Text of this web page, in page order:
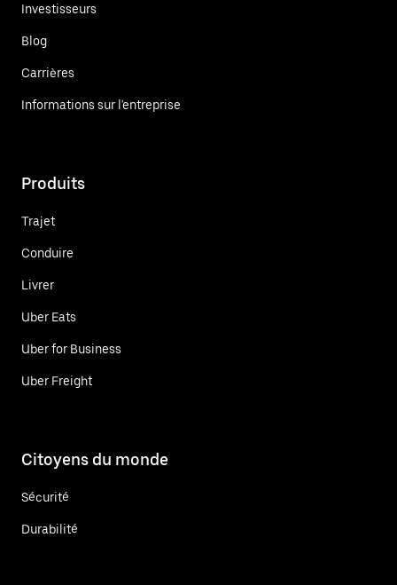
Investisseurs
Blog
Carrières
Informations sur l'entreprise
Produits
Trajet
Conduire
Livrer
Uber Eats
Uber for Business
Uber Freight
Citoyens du monde
Sécurité
Durabilité